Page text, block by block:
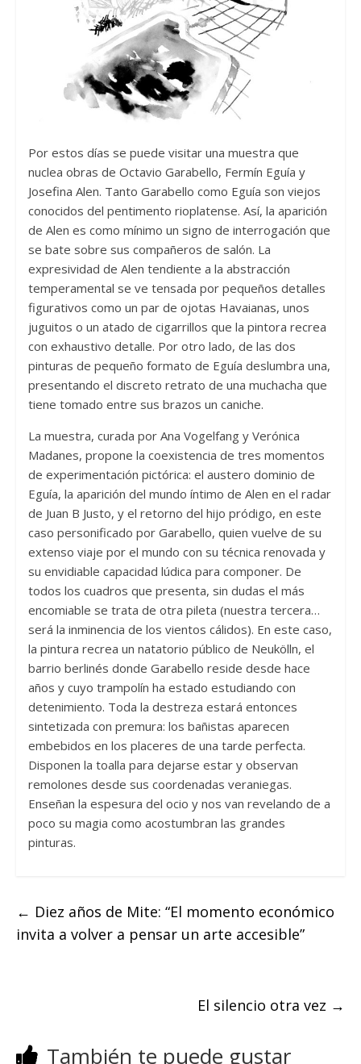
Por estos días se puede visitar una muestra que
nuclea obras de Octavio Garabello, Fermín Eguía y
Josefina Alen. Tanto Garabello como Eguía son viejos
conocidos del pentimento rioplatense. Así, la aparición
de Alen es como mínimo un signo de interrogación que
se bate sobre sus compañeros de salón. La
expresividad de Alen tendiente a la abstracción
temperamental se ve tensada por pequeños detalles
figurativos como un par de ojotas Havaianas, unos
juguitos o un atado de cigarrillos que la pintora recrea
con exhaustivo detalle. Por otro lado, de las dos
pinturas de pequeño formato de Eguía deslumbra una,
presentando el discreto retrato de una muchacha que
tiene tomado entre sus brazos un caniche.
La muestra, curada por Ana Vogelfang y Verónica
Madanes, propone la coexistencia de tres momentos
de experimentación pictórica: el austero dominio de
Eguía, la aparición del mundo íntimo de Alen en el radar
de Juan B Justo, y el retorno del hijo pródigo, en este
caso personificado por Garabello, quien vuelve de su
extenso viaje por el mundo con su técnica renovada y
su envidiable capacidad lúdica para componer. De
todos los cuadros que presenta, sin dudas el más
encomiable se trata de otra pileta (nuestra tercera…
será la inminencia de los vientos cálidos). En este caso,
la pintura recrea un natatorio público de Neukölln, el
barrio berlinés donde Garabello reside desde hace
años y cuyo trampolín ha estado estudiando con
detenimiento. Toda la destreza estará entonces
sintetizada con premura: los bañistas aparecen
embebidos en los placeres de una tarde perfecta.
Disponen la toalla para dejarse estar y observan
remolones desde sus coordenadas veraniegas.
Enseñan la espesura del ocio y nos van revelando de a
poco su magia como acostumbran las grandes
pinturas.
← Diez años de Mite: “El momento económico
invita a volver a pensar un arte accesible”
El silencio otra vez →
También te puede gustar